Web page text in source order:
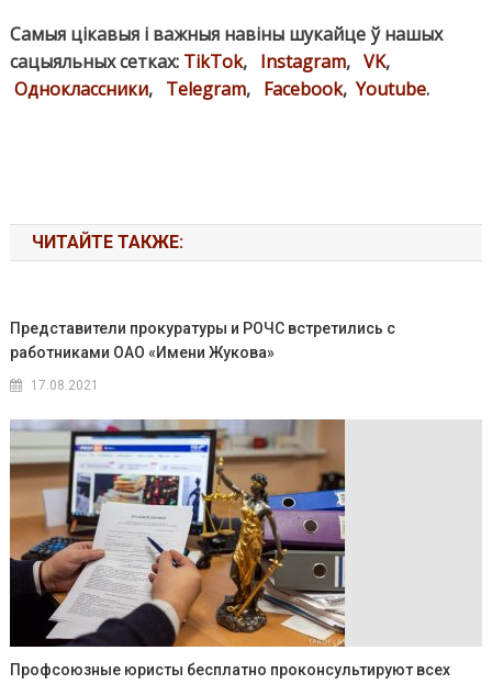
Самыя цікавыя і важныя навіны шукайце ў нашых
сацыяльных сетках: TikTok, Instagram, VK,
Одноклассники, Telegram, Facebook, Youtube.
ЧИТАЙТЕ ТАКЖЕ:
Представители прокуратуры и РОЧС встретились с
работниками ОАО «Имени Жукова»
17.08.2021
Профсоюзные юристы бесплатно проконсультируют всех